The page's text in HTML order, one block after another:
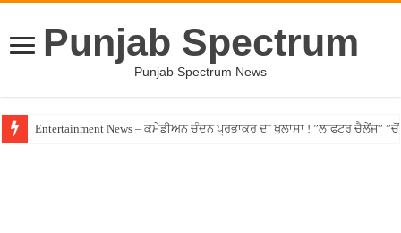
Punjab Spectrum
Punjab Spectrum News
Entertainment News – ਕਮੇਡੀਅਨ ਚੰਦਨ ਪ੍ਰਭਾਕਰ ਦਾ ਖੁਲਾਸਾ ! ”ਲਾਫਟਰ ਚੈਲੇਂਜ”